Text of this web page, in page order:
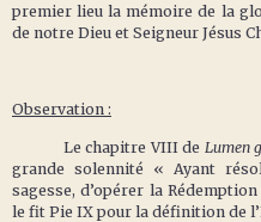
premier lieu la mémoire de la
de notre Dieu et Seigneur Jésus
Observation :
Le chapitre VIII de Lumen
grande solennité « Ayant
sagesse, d’opérer la
le fit Pie IX pour la définition de